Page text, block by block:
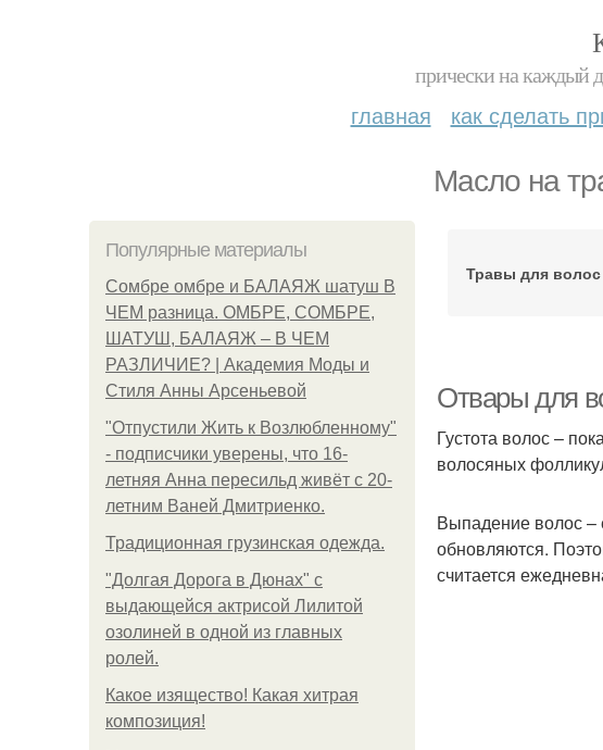
прически на каждый
главная как сделать
Масло на
Популярные материалы
Сомбре омбре и БАЛАЯЖ шатуш В
ЧЕМ разница. ОМБРЕ, СОМБРЕ,
ШАТУШ, БАЛАЯЖ – В ЧЕМ
РАЗЛИЧИЕ? | Академия Моды и
Стиля Анны Арсеньевой
"Отпустили Жить к Возлюбленному"
- подписчики уверены, что 16-
летняя Анна пересильд живёт с 20-
летним Ваней Дмитриенко.
Традиционная грузинская одежда.
"Долгая Дорога в Дюнах" с
выдающейся актрисой Лилитой
озолиней в одной из главных
ролей.
Какое изящество! Какая хитрая
композиция!
Травы для волос
Отвары для
Густота волос –
волосяных
Выпадение волос –
обновляются.
считается